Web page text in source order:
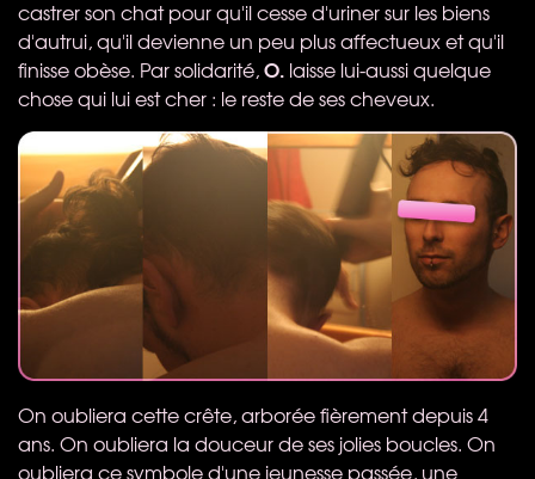
castrer son chat pour qu'il cesse d'uriner sur les biens
d'autrui, qu'il devienne un peu plus affectueux et qu'il
finisse obèse. Par solidarité,O. laisse lui-aussi quelque
chose qui lui est cher : le reste de ses cheveux.
On oubliera cette crête, arborée fièrement depuis 4
ans. On oubliera la douceur de ses jolies boucles. On
oubliera ce symbole d'une jeunesse passée, une